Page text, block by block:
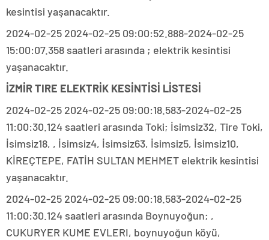
kesintisi yaşanacaktır.
2024-02-25 2024-02-25 09:00:52.888-2024-02-25
15:00:07.358 saatleri arasında ; elektrik kesintisi
yaşanacaktır.
İZMİR TIRE ELEKTRİK KESİNTİSİ LİSTESİ
2024-02-25 2024-02-25 09:00:18.583-2024-02-25
11:00:30.124 saatleri arasında Toki; İsimsiz32, Tire Toki,
İsimsiz18, , İsimsiz4, İsimsiz63, İsimsiz5, İsimsiz10,
KİREÇTEPE, FATİH SULTAN MEHMET elektrik kesintisi
yaşanacaktır.
2024-02-25 2024-02-25 09:00:18.583-2024-02-25
11:00:30.124 saatleri arasında Boynuyoğun; ,
CUKURYER KUME EVLERI, boynuyoğun köyü,